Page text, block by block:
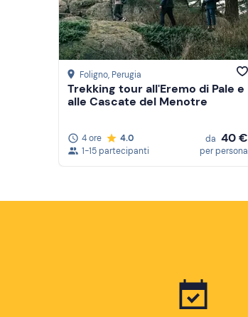
Foligno, Perugia
Trekking tour all'Eremo di Pale e
alle Cascate del Menotre
4 ore
4.0
1-15 partecipanti
da 40 €
per persona